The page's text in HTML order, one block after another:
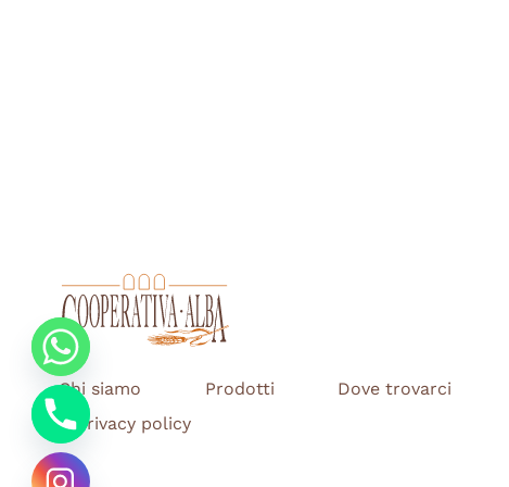
Chi siamo Prodotti Dove trovarci
Privacy policy